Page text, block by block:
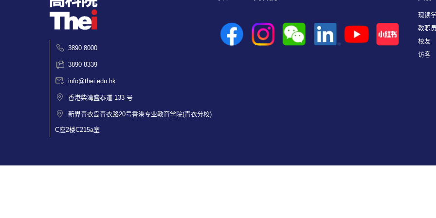
3890 8000
3890 8339
info@thei.edu.hk
香港柴湾盛泰道 133 号
新界青衣岛青衣路20号香港专业教育学院(青衣分校)
C座2楼C215a室
现读
教职
校友
访客